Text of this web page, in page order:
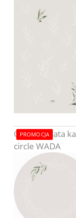
OUTLET Mata
circle WADA
PROMOCJA